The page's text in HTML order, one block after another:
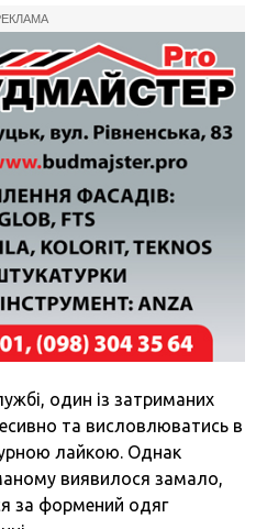
один із затриманих
та висловлюватись в
лайкою. Однак
виявилося замало,
за формений одяг